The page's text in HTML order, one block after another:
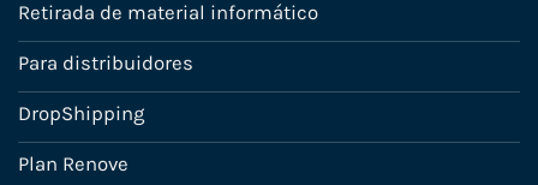
Retirada de material informático
Para distribuidores
DropShipping
Plan Renove